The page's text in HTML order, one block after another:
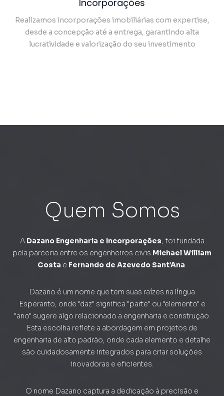
Incorporações
Realizamos incorporações imobiliárias com expertise,
desde a concepção até a entrega, garantindo alta
lucratividade e valorização do seu investimento
Quem Somos
A Dazano Engenharia e Incorporações, foi fundada
pela parceria entre os engenheiros civis Michael William
Costa e Fernando de Azevedo Sant’Ana.
Dazano é um nome que tem suas raízes na língua
Esperanto, onde "daz" significa "parte" ou "elemento" e
"ano" sugere algo relacionado a engenharia e construção.
Esta escolha reflete a abordagem em projetos de
engenharia de alto padrão, onde cada elemento e detalhe
são cuidadosamente integrados para criar soluções
inovadoras e eficientes.
O nome Dazano captura a dedicação à precisão e